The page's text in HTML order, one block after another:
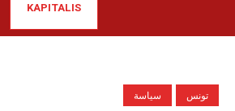
KAPITALIS
تونس سياسة